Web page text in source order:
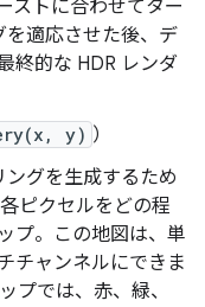
ストに合わせてター
を適応させた後、デ
終的な HDR レンダ
y) ）
グを生成するため
ピクセルをどの程
プ。この地図は、単
チャンネルにできま
プでは、赤、緑、